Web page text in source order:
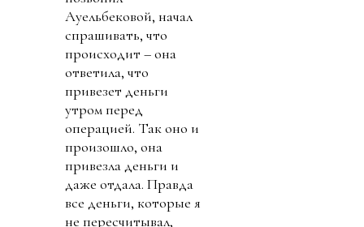
Ауельбековой, начал
спрашивать, что
происходит – она
ответила, что
привезет деньги
утром перед
операцией. Так оно и
произошло, она
привезла деньги и
даже отдала. Правда
все деньги, которые я
не пересчитывал,